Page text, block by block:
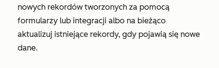
nowych rekordów tworzonych za pomocą
formularzy lub integracji albo na bieżąco
aktualizuj istniejące rekordy, gdy pojawią się nowe
dane.